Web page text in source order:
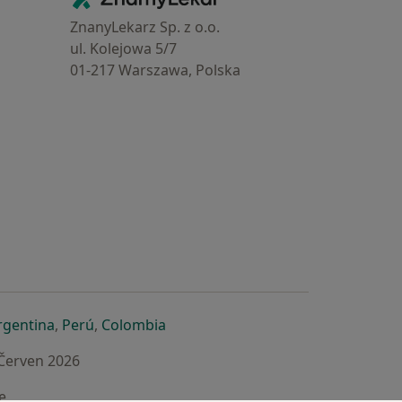
ZnanyLekarz Sp. z o.o.
ul. Kolejowa 5/7
01-217 Warszawa, Polska
záložce
nové záložce
v nové záložce
se otevře v nové záložce
, Perúse otevře v nové záložce
, Colombiase otevře v nové záložce
2026